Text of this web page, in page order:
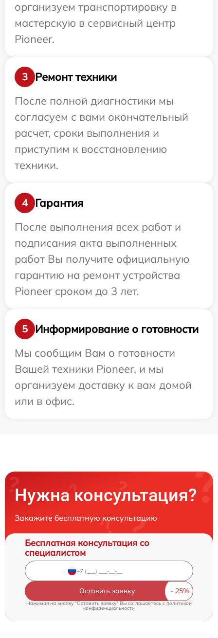
организуем транспортировку в
мастерскую в сервисный центр
Pioneer.
3
Ремонт техники
После полной диагностики мы
согласуем с вами окончательный
расчет, сроки выполнения и
приступим к восстановлению
техники.
4
Гарантия
После выполнения всех работ и
подписания акта выполненных
работ Вы получите официальную
гарантию на ремонт устройства
Pioneer сроком до 3 лет.
5
Информирование о готовности
Мы сообщим Вам о готовности
Вашей техники Pioneer, и мы
организуем доставку к вам домой
или в офис.
Нужна консультация?
Закажите бесплатную консультацию
Бесплатная консультация со
специалистом
Оставить заявку
Нажимая на кнопку "Оставить заявку" Вы соглашаетесь cполитикой
конфиденциальности